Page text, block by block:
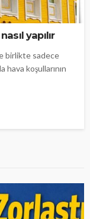
yapılır
birlikte sadece
hava koşullarının